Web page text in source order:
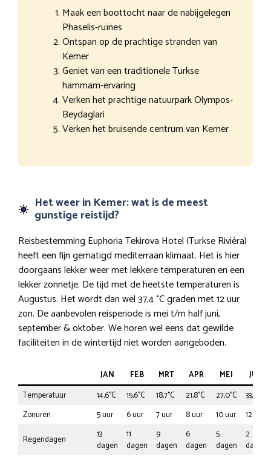
Maak een boottocht naar de nabijgelegen
Phaselis-ruïnes
Ontspan op de prachtige stranden van
Kemer
Geniet van een traditionele Turkse
hammam-ervaring
Verken het prachtige natuurpark Olympos-
Beydaglari
Verken het bruisende centrum van Kemer
Het weer in Kemer: wat is de meest
gunstige reistijd?
Reisbestemming Euphoria Tekirova Hotel (Turkse Rivièra)
heeft een fijn gematigd mediterraan klimaat. Het is hier
doorgaans lekker weer met lekkere temperaturen en een
lekker zonnetje. De tijd met de heetste temperaturen is
Augustus. Het wordt dan wel 37,4 °C graden met 12 uur
zon. De aanbevolen reisperiode is mei t/m half juni,
september & oktober. We horen wel eens dat gewilde
faciliteiten in de wintertijd niet worden aangeboden.
JAN FEB MRT APR MEI
JUN
Temperatuur
14,6°C 15,6°C 18,7°C 21,8°C 27,0°C
33,3°C
Zonuren
5 uur 6 uur 7 uur 8 uur 10 uur
12 uur
Regendagen
13
dagen
11
dagen
9
dagen
6
dagen
5
dagen
2
dagen